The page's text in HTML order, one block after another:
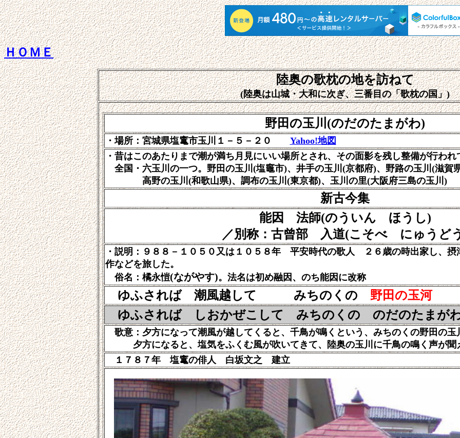
ＨＯＭＥ
陸奥の歌枕の地を訪ねて
(陸奥は山城・大和に次ぎ、三番目の「歌枕の国」)
野田の玉川(のだのたまがわ)
・場所：宮城県塩竃市玉川１－５－２０ Yahoo!地図
・昔はこのあたりまで潮が満ち月見にいい場所とされ、その面影を残し整備が行われ
全国・六玉川の一つ。野田の玉川(塩竈市)、井手の玉川(京都府)、野路の玉川(滋賀
高野の玉川(和歌山県)、調布の玉川(東京都)、玉川の里(大阪府三島の玉川)
新古今集
能因 法師(のういん ほうし)
／別称：古曾部 入道(こそべ にゅうど
・説明：９８８－１０５０又は１０５８年 平安時代の歌人 ２６歳の時出家し、摂
作などを旅した。
俗名：橘永愷(ながやす)。法名は初め融因、のち能因に改称
ゆふされば 潮風越して みちのくの 野田の玉河千
ゆふされば しおかぜこして みちのくの のだのたまが
歌意：夕方になって潮風が越してくると、千鳥が鳴くという、みちのくの野田の玉
夕方になると、塩気をふくむ風が吹いてきて、陸奥の玉川に千鳥の鳴く声が聞
１７８７年 塩竃の俳人 白坂文之 建立